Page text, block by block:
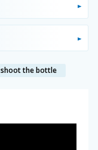
shoot the bottle